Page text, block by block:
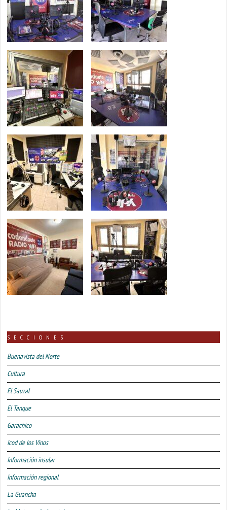
SECCIONES
Buenavista del Norte
Cultura
El Sauzal
El Tanque
Garachico
Icod de los Vinos
Información insular
Información regional
La Guancha